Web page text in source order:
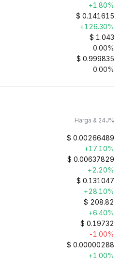
+1.80%
$ 0.141615
+126.30%
$ 1.043
0.00%
$ 0.999835
0.00%
Harga & 24J%
$ 0.00266489
+17.10%
$ 0.00637829
+2.20%
$ 0.131047
+28.10%
$ 208.82
+6.40%
$ 0.19732
-1.00%
$ 0.00000288
+1.00%